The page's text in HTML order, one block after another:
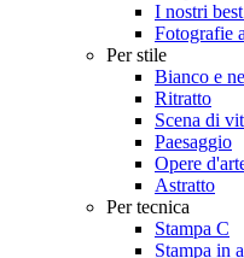
I nostri
Fotografie
Per stile
Bianco e
Ritratto
Scena di
Paesaggio
Opere
Astratto
Per tecnica
Stampa C
Stampa in